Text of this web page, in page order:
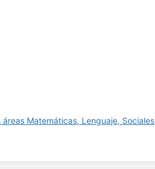
Matemáticas, Lenguaje, Sociales